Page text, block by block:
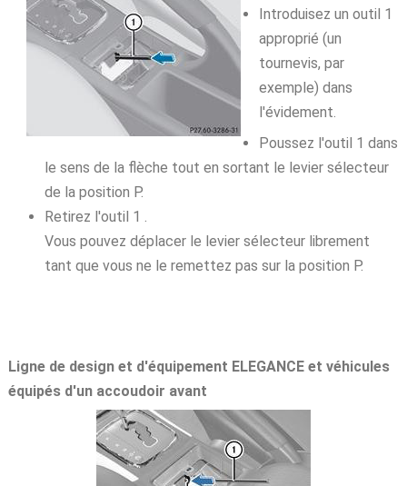
Introduisez un outil 1
approprié (un
tournevis, par
exemple) dans
l'évidement.
Poussez l'outil 1 dans
le sens de la flèche tout en sortant le levier sélecteur
de la position P.
Retirez l'outil 1 .
Vous pouvez déplacer le levier sélecteur librement
tant que vous ne le remettez pas sur la position P.
Ligne de design et d'équipement ELEGANCE et véhicules
équipés d'un accoudoir avant